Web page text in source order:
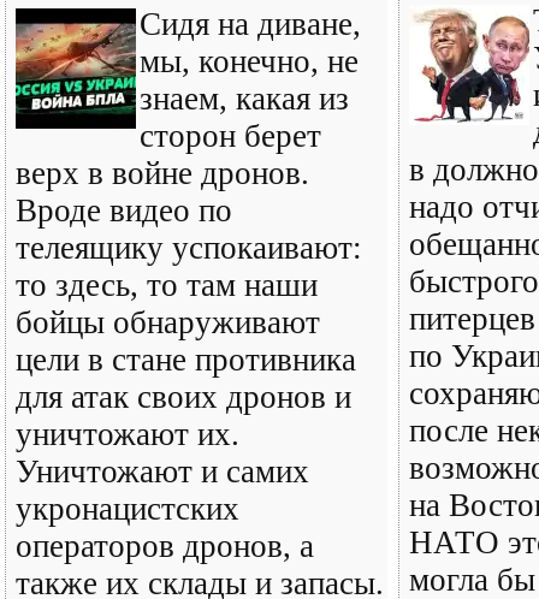
Сидя на диване,
мы, конечно, не
знаем, какая из
сторон берет
верх в войне дронов.
Вроде видео по
телеящику успокаивают:
то здесь, то там наши
бойцы обнаруживают
цели в стане противника
для атак своих дронов и
уничтожают их.
Уничтожают и самих
укронацистских
операторов дронов, а
также их склады и запасы.
в
надо
по
после
на
НАТО
могла